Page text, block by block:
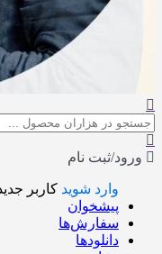
ورود/ثبت نام
وارد شوید کاربر
پیشخوان
سفارش‌ها
دانلودها